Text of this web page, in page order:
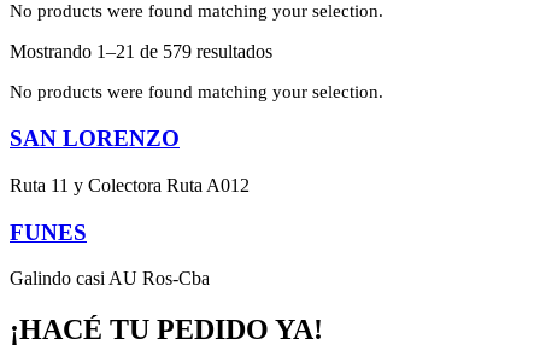
No products were found matching your selection.
Mostrando 1–21 de 579 resultados
No products were found matching your selection.
SAN LORENZO
Ruta 11 y Colectora Ruta A012
FUNES
Galindo casi AU Ros-Cba
¡HACÉ TU PEDIDO YA!